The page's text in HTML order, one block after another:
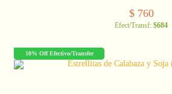
$760
Efect/Transf: $684
10% Off Efectivo/Transfer